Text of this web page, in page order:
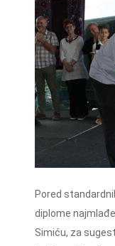
Pored
diplome
Simiću, za